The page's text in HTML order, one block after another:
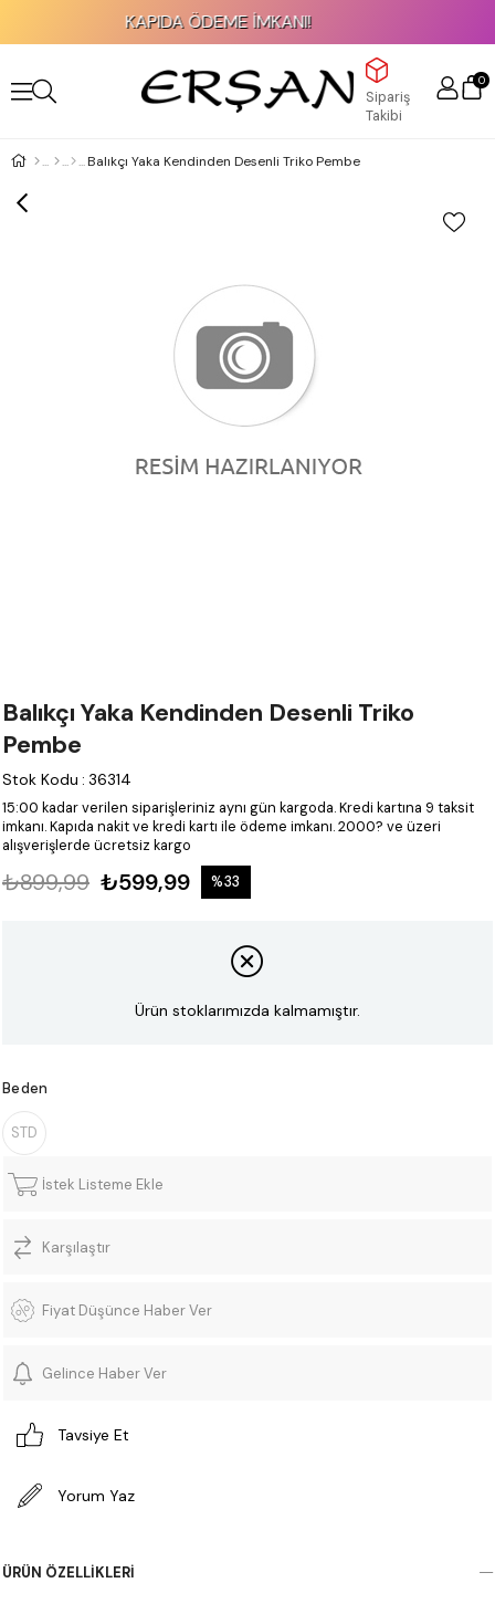
KAPIDA ÖDEME İMKANI!
Sipariş
Takibi
0
Balıkçı Yaka Kendinden Desenli Triko Pembe
Balıkçı Yaka Kendinden Desenli Triko
Pembe
Stok Kodu : 36314
15:00 kadar verilen siparişleriniz aynı gün kargoda.Kredi kartına 9 taksit
imkanı.Kapıda nakit ve kredi kartı ile ödeme imkanı.2000? ve üzeri
alışverişlerde ücretsiz kargo
₺899,99 ₺599,99 %33
Ürün stoklarımızda kalmamıştır.
Beden
STD
İstek Listeme Ekle
Karşılaştır
Fiyat Düşünce Haber Ver
Gelince Haber Ver
Tavsiye Et
Yorum Yaz
ÜRÜN ÖZELLIKLERI